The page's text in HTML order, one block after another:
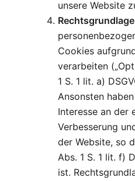
unsere Website
Cookies
verarbeiten
1 S. 1 lit. a)
Ansonsten
Interesse an der
Verbesserung
der Website, so
Abs. 1 S. 1 lit. f)
ist.